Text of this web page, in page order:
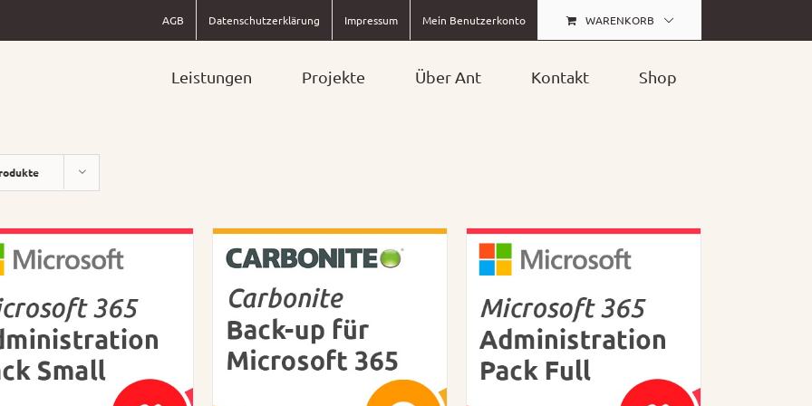
AGB Datenschutzerklärung Impressum Mein Benutzerkonto WARENKORB
Leistungen Projekte Über Ant Kontakt Shop